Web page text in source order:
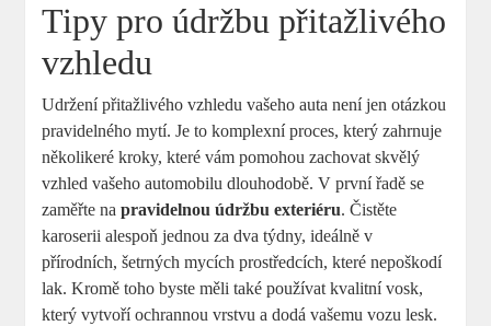
Tipy pro údržbu přitažlivého
vzhledu
Udržení přitažlivého vzhledu vašeho auta není jen otázkou
pravidelného mytí. Je to komplexní proces, který zahrnuje
několikeré kroky, které vám pomohou zachovat skvělý
vzhled vašeho automobilu dlouhodobě. V první řadě se
zaměřte napravidelnou údržbu exteriéru. Čistěte
karoserii alespoň jednou za dva týdny, ideálně v
přírodních, šetrných mycích prostředcích, které nepoškodí
lak. Kromě toho byste měli také používat kvalitní vosk,
který vytvoří ochrannou vrstvu a dodá vašemu vozu lesk.